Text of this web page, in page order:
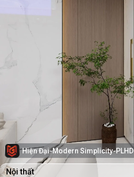
Hiện Đại-Modern Simplicity-PLHD
Nội thất